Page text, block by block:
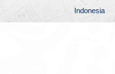
Indonesia